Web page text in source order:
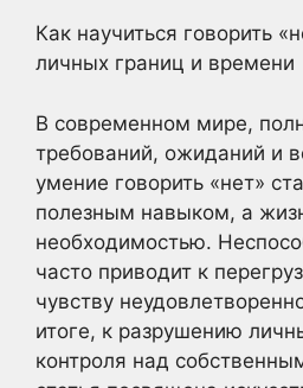
Как научиться говорить
личных границ и времени
В современном мире,
требований, ожиданий и
умение говорить «нет»
полезным навыком, а
необходимостью.
часто приводит к
чувству
итоге, к разрушению
контроля над